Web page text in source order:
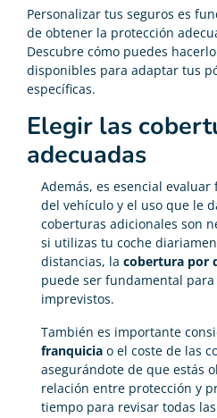
Personalizar tus seguros es
de obtener la protección
Descubre cómo puedes
disponibles para adaptar tus
específicas.
Elegir las
adecuadas
Además, es esencial
del vehículo y el uso que le
coberturas adicionales son
si utilizas tu coche
distancias, la cobertura por
puede ser fundamental para
imprevistos.
También es importante
franquicia o el coste de las
asegurándote de que estás
relación entre protección y
tiempo para revisar todas